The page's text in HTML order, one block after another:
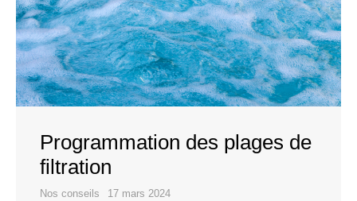
Programmation des plages de
filtration
Nos conseils 17 mars 2024